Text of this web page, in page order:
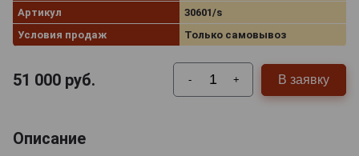
Артикул
30601/s
Условия продаж
Только самовывоз
51 000 руб. - + В заявку
Описание